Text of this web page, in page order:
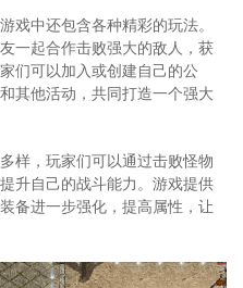
戏中还包含各种精彩的玩法。
一起合作击败强大的敌人，获
们可以加入或创建自己的公
其他活动，共同打造一个强大
样，玩家们可以通过击败怪物
升自己的战斗能力。游戏提供
备进一步强化，提高属性，让